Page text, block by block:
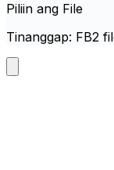
Piliin ang File
Tinanggap: FB2